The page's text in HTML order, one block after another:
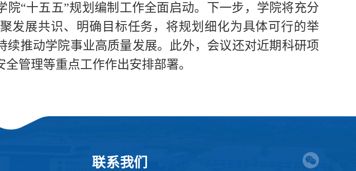
院“十五五”规划编制工作全面启动。下一步，学院将充分
发展共识、明确目标任务，将规划细化为具体可行的举
续推动学院事业高质量发展。此外，会议还对近期科研项
管理等重点工作作出安排部署。
联系我们